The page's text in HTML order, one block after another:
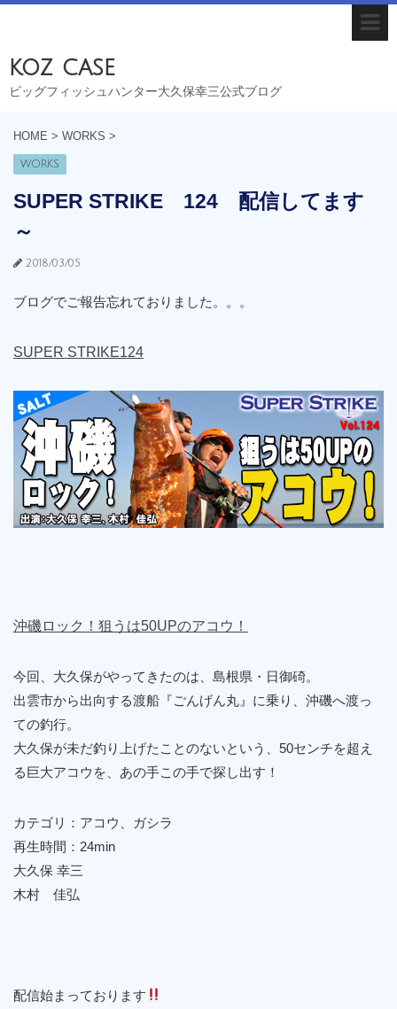
koz case
ビッグフィッシュハンター大久保幸三公式ブログ
HOME > WORKS >
WORKS
SUPER STRIKE 124 配信してます
～
2018/03/05
ブログでご報告忘れておりました。。。
SUPER STRIKE124
沖磯ロック！狙うは50UPのアコウ！
今回、大久保がやってきたのは、島根県・日御碕。
出雲市から出向する渡船『ごんげん丸』に乗り、沖磯へ渡っ
ての釣行。
大久保が未だ釣り上げたことのないという、50センチを超え
る巨大アコウを、あの手この手で探し出す！
カテゴリ：アコウ、ガシラ
再生時間：24min
大久保 幸三
木村 佳弘
配信始まっております